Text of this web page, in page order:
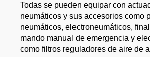
Todas se pueden equipar con
neumáticos y sus accesorios como
neumáticos, electroneumáticos,
mando manual de emergencia y
como filtros reguladores de aire de